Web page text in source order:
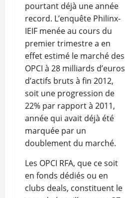
pourtant déjà une année
record. L’enquête Philinx-
IEIF menée au cours du
premier trimestre a en
effet estimé le marché des
OPCI à 28 milliards d’euros
d’actifs bruts à fin 2012,
soit une progression de
22% par rapport à 2011,
année qui avait déjà été
marquée par un
doublement du marché.
Les OPCI RFA, que ce soit
en fonds dédiés ou en
clubs deals, constituent le